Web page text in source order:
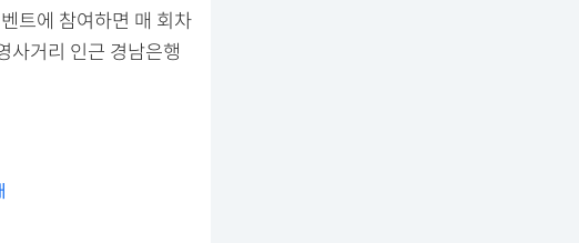
트에 참여하면 매 회차
사거리 인근 경남은행